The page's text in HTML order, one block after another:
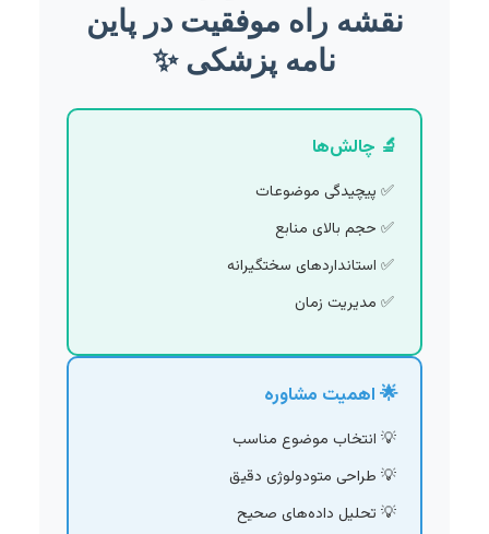
نقشه راه موفقیت در پاین
نامه پزشکی ✨
🔬 چالش‌ها
پیچیدگی موضوعات
حجم بالای منابع
استانداردهای سختگیرانه
مدیریت زمان
🌟 اهمیت مشاوره
انتخاب موضوع مناسب
طراحی متودولوژی دقیق
تحلیل داده‌های صحیح